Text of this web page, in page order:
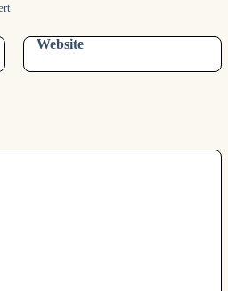
Website